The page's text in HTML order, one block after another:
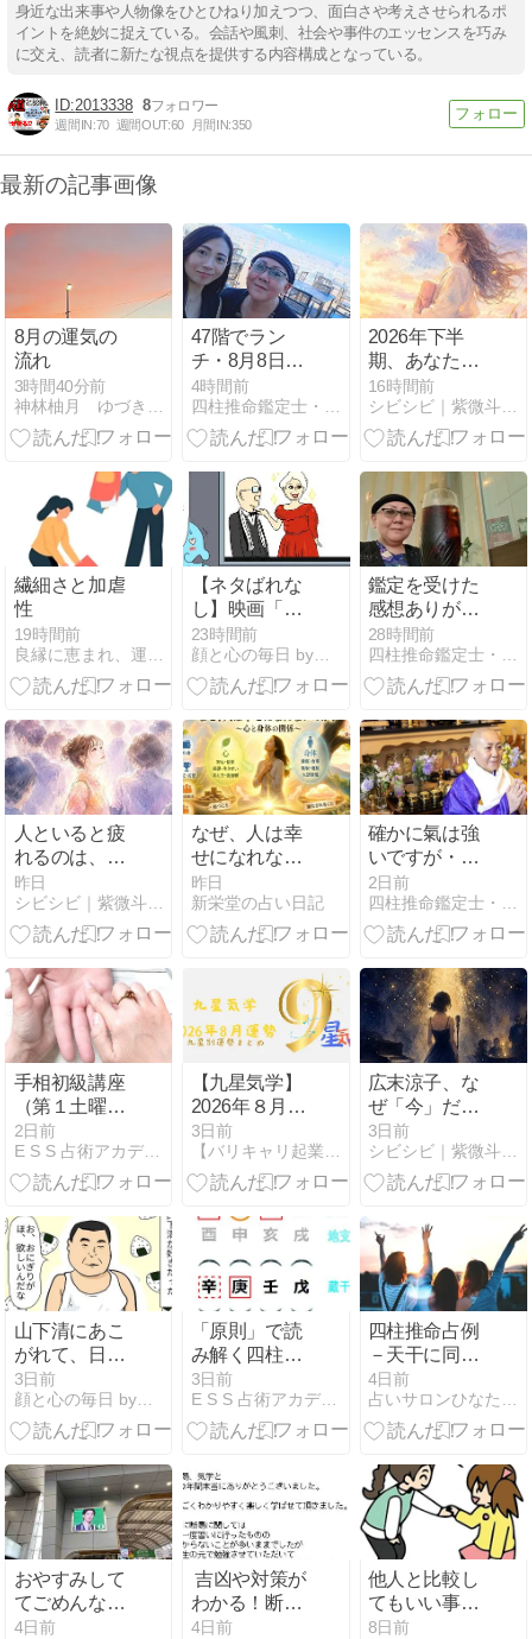
身近な出来事や人物像をひとひねり加えつつ、面白さや考えさせられるポ
イントを絶妙に捉えている。会話や風刺、社会や事件のエッセンスを巧み
に交え、読者に新たな視点を提供する内容構成となっている。
2013338 8
週間IN:70 週間OUT:60 月間IN:350
最新の記事画像
8月の運気の
流れ
3時間40分前
47階でラン
チ・8月8日今
日で14年だっ
た！
4時間前
2026年下半
期、あなたの
運勢はここか
ら変わる。流
年の後半を読
ント
16時間前
繊細さと加虐
性
19時間前
【ネタばれな
し】映画「プ
ラダを着た悪
魔2」の感想
と分析【絵と
23時間前
顔と心の毎日 by表こころ
鑑定を受けた
感想ありがと
うございます
28時間前
人といると疲
れるのは、弱
いからじゃな
い。命盤にそ
う書いてある
昨日
なぜ、人は幸
せになれない
のか？ ～心と
身体の関係か
ら見えてく
昨日
新栄堂の占い日記
確かに氣は強
いですが・皆
様へお願い
2日前
手相初級講座
（第１土曜コ
ース 百歩先
生）募集のご
案内
2日前
E S S 占術アカデミーブログ
【九星気学】
2026年８月運
勢九星別まと
め
3日前
【バリキャリ起業女子の占い活用術】お金・仕事を引き寄せる方法
広末涼子、な
ぜ「今」だっ
たのか｜2026
年の命盤に答
えが書いてあ
数】
3日前
シビシビ｜紫微斗数占いで読む人生の地図
山下清にあこ
がれて、日本
全国旅の漫画
3日前
顔と心の毎日 by表こころ
「原則」で読
み解く四柱推
命講座＜性格
編・運勢編＞
（第２土曜午
集のご案内
3日前
E S S 占術アカデミーブログ
四柱推命占例
－天干に同じ
陰干が３つ…
元モーニング
娘・後藤真希
4日前
占いサロンひなた四柱推命ブログ
おやすみして
てごめんなさ
い
4日前
吉凶や対策が
わかる！断易
〔五行易〕講
4日前
他人と比較し
てもいい事は
1ミリもない
8日前